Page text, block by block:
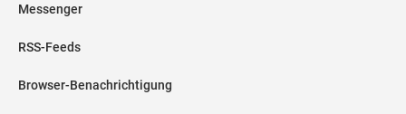
Messenger
RSS-Feeds
Browser-Benachrichtigung